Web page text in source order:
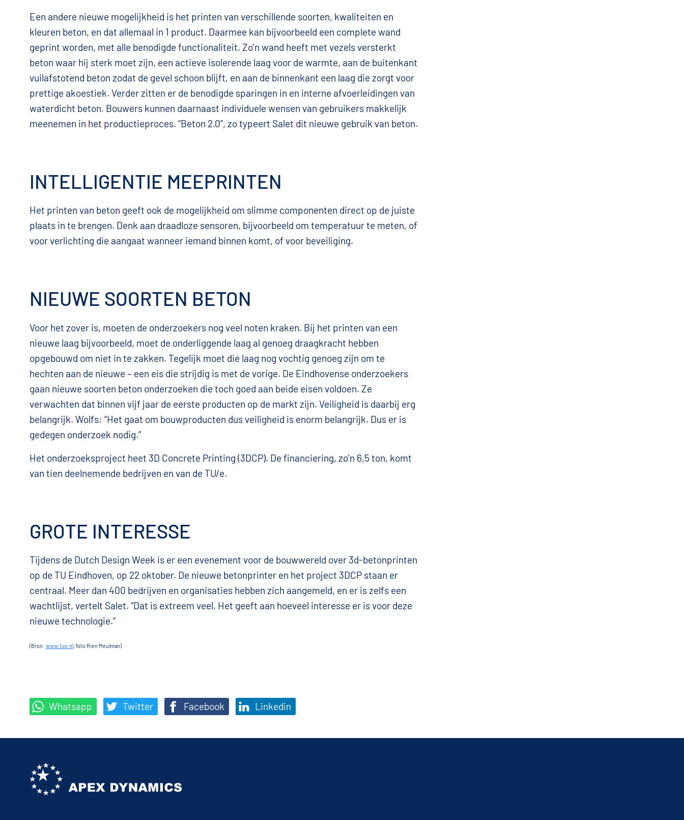
Een andere nieuwe mogelijkheid is het printen van verschillende soorten, kwaliteiten en
kleuren beton, en dat allemaal in 1 product. Daarmee kan bijvoorbeeld een complete wand
geprint worden, met alle benodigde functionaliteit. Zo’n wand heeft met vezels versterkt
beton waar hij sterk moet zijn, een actieve isolerende laag voor de warmte, aan de buitenkant
vuilafstotend beton zodat de gevel schoon blijft, en aan de binnenkant een laag die zorgt voor
prettige akoestiek. Verder zitten er de benodigde sparingen in en interne afvoerleidingen van
waterdicht beton. Bouwers kunnen daarnaast individuele wensen van gebruikers makkelijk
meenemen in het productieproces. “Beton 2.0”, zo typeert Salet dit nieuwe gebruik van beton.
INTELLIGENTIE MEEPRINTEN
Het printen van beton geeft ook de mogelijkheid om slimme componenten direct op de juiste
plaats in te brengen. Denk aan draadloze sensoren, bijvoorbeeld om temperatuur te meten, of
voor verlichting die aangaat wanneer iemand binnen komt, of voor beveiliging.
NIEUWE SOORTEN BETON
Voor het zover is, moeten de onderzoekers nog veel noten kraken. Bij het printen van een
nieuwe laag bijvoorbeeld, moet de onderliggende laag al genoeg draagkracht hebben
opgebouwd om niet in te zakken. Tegelijk moet die laag nog vochtig genoeg zijn om te
hechten aan de nieuwe – een eis die strijdig is met de vorige. De Eindhovense onderzoekers
gaan nieuwe soorten beton onderzoeken die toch goed aan beide eisen voldoen. Ze
verwachten dat binnen vijf jaar de eerste producten op de markt zijn. Veiligheid is daarbij erg
belangrijk. Wolfs: “Het gaat om bouwproducten dus veiligheid is enorm belangrijk. Dus er is
gedegen onderzoek nodig.”
Het onderzoeksproject heet 3D Concrete Printing (3DCP). De financiering, zo’n 6,5 ton, komt
van tien deelnemende bedrijven en van de TU/e.
GROTE INTERESSE
Tijdens de Dutch Design Week is er een evenement voor de bouwwereld over 3d-betonprinten
op de TU Eindhoven, op 22 oktober. De nieuwe betonprinter en het project 3DCP staan er
centraal. Meer dan 400 bedrijven en organisaties hebben zich aangemeld, en er is zelfs een
wachtlijst, vertelt Salet. “Dat is extreem veel. Het geeft aan hoeveel interesse er is voor deze
nieuwe technologie.”
(Bron: www.tue.nl, foto Rien Meulman)
Whatsapp Twitter Facebook Linkedin